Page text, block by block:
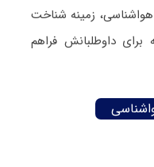
زمینه شناخت
داوطلبانش فراهم